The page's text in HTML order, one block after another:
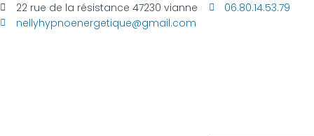
22 rue de la résistance 47230 vianne
06.80.14.53.79
nellyhypnoenergetique@gmail.com